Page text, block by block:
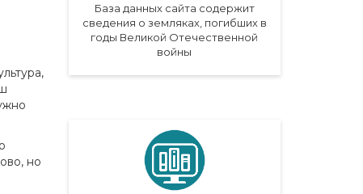
но
База данных сайта содержит
сведения о земляках, погибших в
годы Великой Отечественной
войны